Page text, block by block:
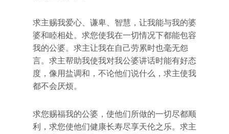
求主赐我爱心、谦卑、智慧，让我能与我的婆
婆和睦相处。求您使我在一切情况下都能包容
我的公婆。求主让我在自己劳累时也毫无怨
言。求主帮助我使我对我公婆讲话时能有好态
度，像用盐调和，不论他们说什么，求主使我
都不会厌烦。
求您赐福我的公婆，使他们所做的一切尽都顺
利，求您使他们健康长寿尽享天伦之乐。求主